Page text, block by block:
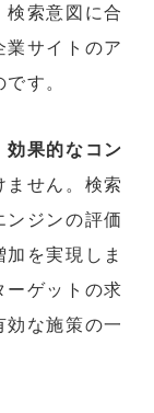
検索意図に合
サイトのア
す。
効果的なコン
ません。検索
ジンの評価
を実現しま
ーゲットの求
な施策の一